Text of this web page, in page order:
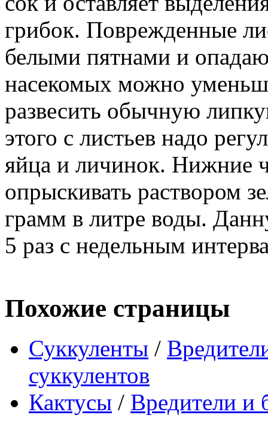
грибок. Поврежденные
белыми пятнами и
насекомых можно
развесить обычную
этого с листьев надо
яйца и личинок. Нижние
опрыскивать раствором
грамм в литре воды.
5 раз с недельным
Похожие страницы
Суккуленты /
суккулентов
Кактусы / Вредители и